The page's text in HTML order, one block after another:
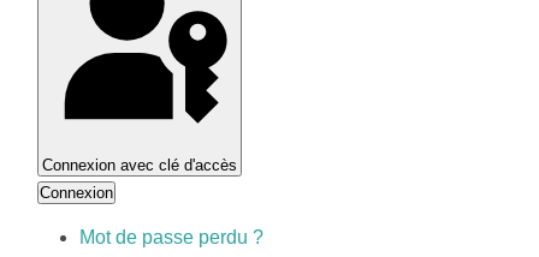
Connexion avec clé d'accès
Connexion
Mot de passe perdu ?